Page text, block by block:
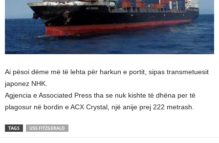
Ai pësoi dëme më të lehta për harkun e portit, sipas transmetuesit
japonez NHK.
Agjencia e Associated Press tha se nuk kishte të dhëna per të
plagosur në bordin e ACX Crystal, një anije prej 222 metrash.
TAGS USS FITZGERALD